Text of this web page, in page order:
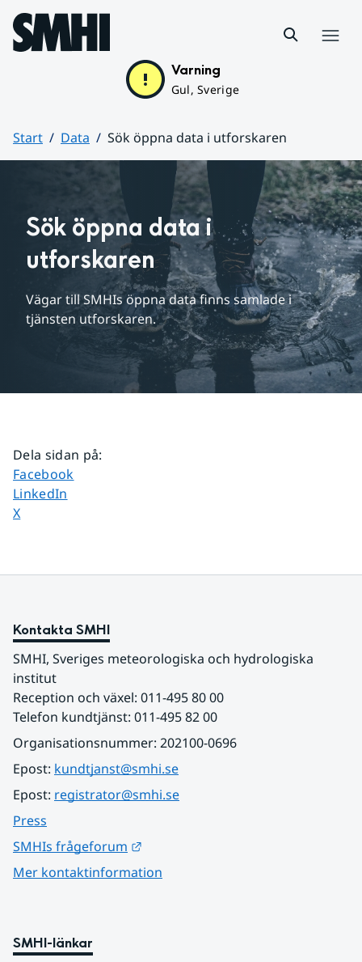
Hoppa till sidans innehåll
Varning
Gul, Sverige
Start Data
Sök öppna data i utforskaren
Huvudinnehåll
Sök öppna data i
utforskaren
Vägar till SMHIs öppna data finns samlade i
tjänsten utforskaren.
Dela sidan på:
Dela sidan på
Facebook
Dela sidan på
LinkedIn
Dela sidan på
X
Kontakta SMHI
SMHI, Sveriges meteorologiska och hydrologiska
institut
Reception och växel: 011-495 80 00
Telefon kundtjänst: 011-495 82 00
Organisationsnummer: 202100-0696
Epost: kundtjanst@smhi.se
Epost: registrator@smhi.se
Press
SMHIs frågeforum
Mer kontaktinformation
SMHI-länkar